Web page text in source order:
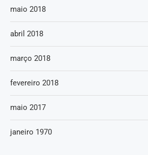
maio 2018
abril 2018
março 2018
fevereiro 2018
maio 2017
janeiro 1970